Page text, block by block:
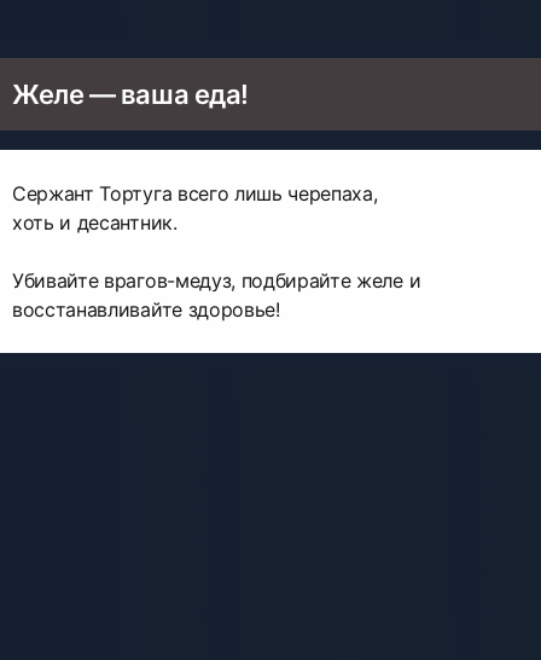
Желе — ваша еда!
Сержант Тортуга всего лишь черепаха,
хоть и десантник.
Убивайте врагов-медуз, подбирайте желе и
восстанавливайте здоровье!